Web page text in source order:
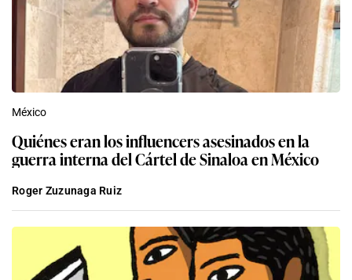
México
Quiénes eran los influencers asesinados en la
guerra interna del Cártel de Sinaloa en México
Roger Zuzunaga Ruiz